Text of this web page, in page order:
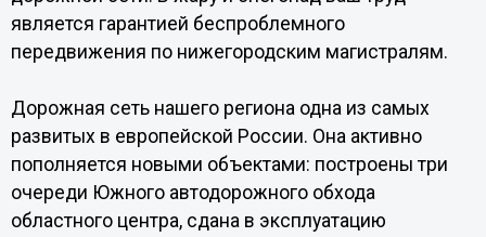
является гарантией беспроблемного
передвижения по нижегородским магистралям.
Дорожная сеть нашего региона одна из самых
развитых в европейской России. Она активно
пополняется новыми объектами: построены три
очереди Южного автодорожного обхода
областного центра, сдана в эксплуатацию